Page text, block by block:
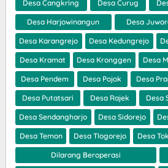
Desa Cangkring Desa Curug
Desa Harjowinangun Desa
Desa Karangrejo Desa Kedungrejo
Desa Kramat Desa Kronggen Desa
Desa Pendem Desa Pojok Desa
Desa Putatsari Desa Rajek Desa
Desa Sendangharjo Desa Sidorejo
Desa Temon Desa Tlogorejo Desa
Dilarang Beroperasi